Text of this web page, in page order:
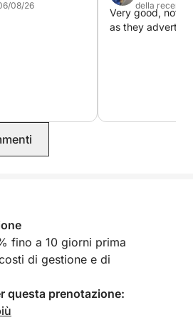
meno conosciuti con
di drink di benvenuto mentre ti
unica questa esperienza è la
locale e comfort. Con
nella navigazione in
non solo ti porterà nei
08/26
della
Very good, not
as they
fino a 10 giorni prima
di gestione e di
questa prenotazione: